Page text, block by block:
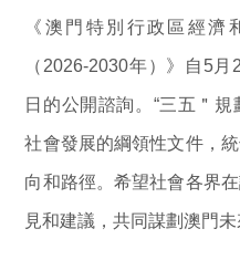
《澳門特別行政區經濟
（2026-2030年）》自5
日的公開諮詢。“三五＂
社會發展的綱領性文件，
向和路徑。希望社會各界
見和建議，共同謀劃澳門未